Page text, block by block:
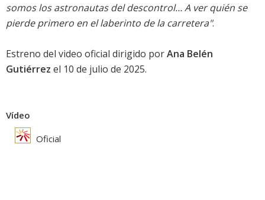
somos los astronautas del descontrol… A ver quién se
pierde primero en el laberinto de la carretera".
Estreno del video oficial dirigido porAna Belén
Gutiérrez el 10 de julio de 2025.
Vídeo
Oficial